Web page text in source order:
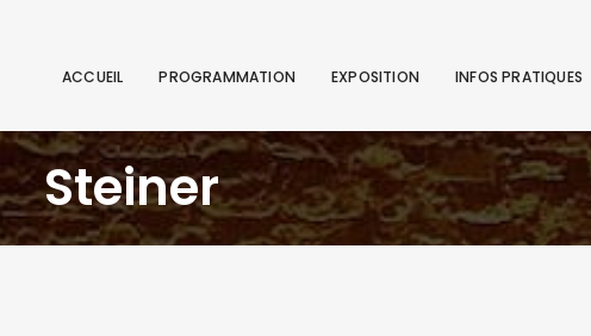
ACCUEIL PROGRAMMATION EXPOSITION INFOS PRATIQUES
Steiner